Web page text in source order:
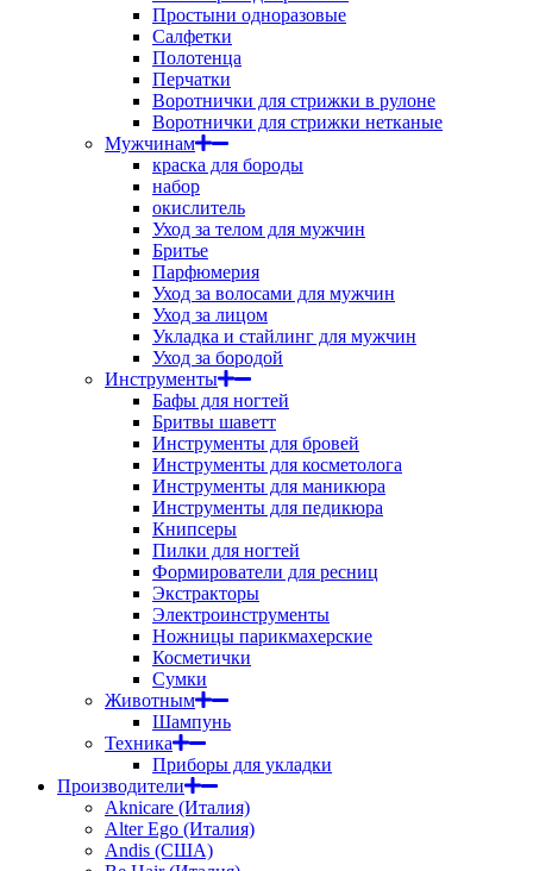
Простыни одноразовые
Салфетки
Полотенца
Перчатки
Воротнички для стрижки в рулоне
Воротнички для стрижки нетканые
Мужчинам
краска для бороды
набор
окислитель
Уход за телом для мужчин
Бритье
Парфюмерия
Уход за волосами для мужчин
Уход за лицом
Укладка и стайлинг для мужчин
Уход за бородой
Инструменты
Бафы для ногтей
Бритвы шаветт
Инструменты для бровей
Инструменты для косметолога
Инструменты для маникюра
Инструменты для педикюра
Книпсеры
Пилки для ногтей
Формирователи для ресниц
Экстракторы
Электроинструменты
Ножницы парикмахерские
Косметички
Сумки
Животным
Шампунь
Техника
Приборы для укладки
Производители
Aknicare (Италия)
Alter Ego (Италия)
Andis (США)